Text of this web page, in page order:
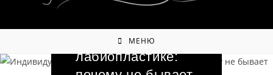
МЕНЮ
подход в
лабиопластике: